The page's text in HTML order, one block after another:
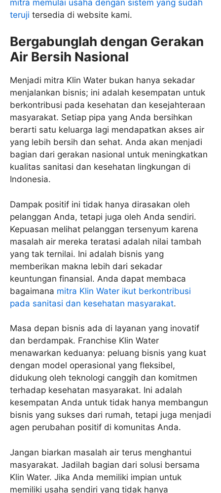
mitra memulai usaha dengan sistem yang sudah
teruji tersedia di website kami.
Bergabunglah dengan Gerakan
Air Bersih Nasional
Menjadi mitra Klin Water bukan hanya sekadar
menjalankan bisnis; ini adalah kesempatan untuk
berkontribusi pada kesehatan dan kesejahteraan
masyarakat. Setiap pipa yang Anda bersihkan
berarti satu keluarga lagi mendapatkan akses air
yang lebih bersih dan sehat. Anda akan menjadi
bagian dari gerakan nasional untuk meningkatkan
kualitas sanitasi dan kesehatan lingkungan di
Indonesia.
Dampak positif ini tidak hanya dirasakan oleh
pelanggan Anda, tetapi juga oleh Anda sendiri.
Kepuasan melihat pelanggan tersenyum karena
masalah air mereka teratasi adalah nilai tambah
yang tak ternilai. Ini adalah bisnis yang
memberikan makna lebih dari sekadar
keuntungan finansial. Anda dapat membaca
bagaimana mitra Klin Water ikut berkontribusi
pada sanitasi dan kesehatan masyarakat.
Masa depan bisnis ada di layanan yang inovatif
dan berdampak. Franchise Klin Water
menawarkan keduanya: peluang bisnis yang kuat
dengan model operasional yang fleksibel,
didukung oleh teknologi canggih dan komitmen
terhadap kesehatan masyarakat. Ini adalah
kesempatan Anda untuk tidak hanya membangun
bisnis yang sukses dari rumah, tetapi juga menjadi
agen perubahan positif di komunitas Anda.
Jangan biarkan masalah air terus menghantui
masyarakat. Jadilah bagian dari solusi bersama
Klin Water. Jika Anda memiliki impian untuk
memiliki usaha sendiri yang tidak hanya